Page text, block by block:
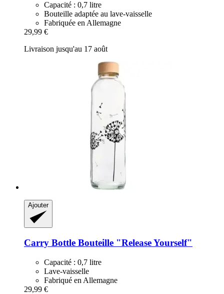
Capacité : 0,7 litre
Bouteille adaptée au lave-vaisselle
Fabriquée en Allemagne
29,99 €
Livraison jusqu'au 17 août
Ajouter
Carry Bottle Bouteille "Release Yourself"
Capacité : 0,7 litre
Lave-vaisselle
Fabriqué en Allemagne
29,99 €